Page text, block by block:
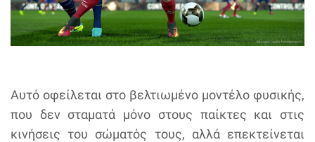
Αυτό οφείλεται στο βελτιωμένο μοντέλο φυσικής,
που δεν σταματά μόνο στους παίκτες και στις
κινήσεις του σώματός τους, αλλά επεκτείνεται